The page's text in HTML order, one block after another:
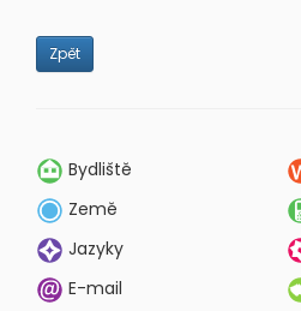
Zpět
Bydliště
Země
Jazyky
E-mail